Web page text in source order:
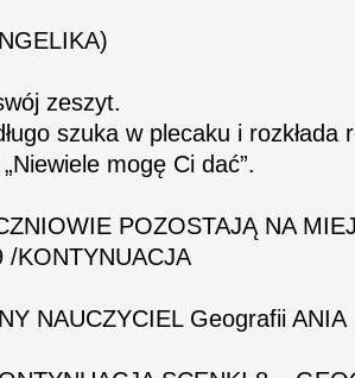
zeszyt.
szuka w plecaku i rozkłada
mogę Ci dać”.
POZOSTAJĄ NA
/KONTYNUACJA
NAUCZYCIEL Geografii ANIA